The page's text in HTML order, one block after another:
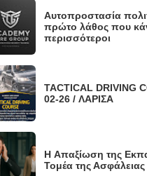
Αυτοπροστασία
πρώτο λάθος που
περισσότεροι
TACTICAL DRIVING
02-26 / ΛΑΡΙΣΑ
H Απαξίωση της
Τομέα της Ασφάλειας